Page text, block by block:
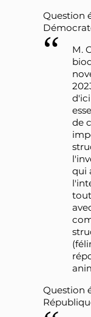
Question
M.
de
qui
Question